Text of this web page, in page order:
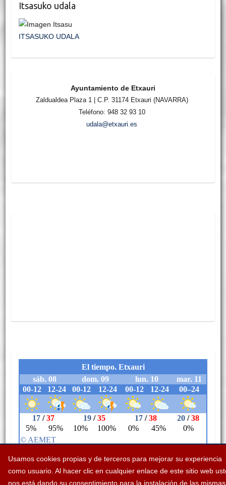
Usamos cookies propias y de terceros para mejorar su experiencia
como usuario. Al hacer clic en cualquier enlace de este sitio web
nos está dando su consentimiento para la instalación de las mismas
Itsasuko udala
ITSASUKO UDALA
Ayuntamiento de Etxauri
Zaldualdea Plaza 1 | C.P. 31174 Etxauri (NAVARRA)
Teléfono: 948 32 93 10
udala@etxauri.es